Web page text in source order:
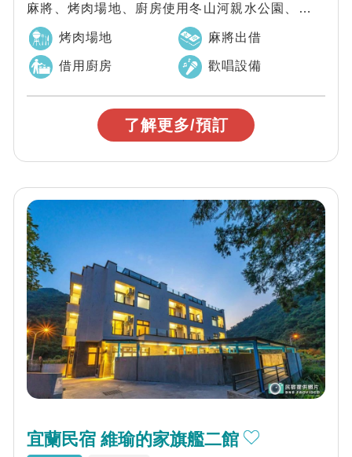
麻將、烤肉場地、廚房使用冬山河親水公園、武淵
水火同源(大碗公溜滑梯)車埕不用三分鐘...
烤肉場地 麻將出借
借用廚房 歡唱設備
了解更多/預訂
宜蘭民宿 維瑜的家旗艦二館